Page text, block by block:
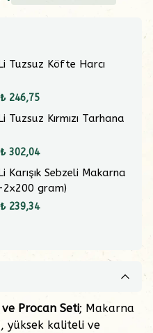
Tuzsuz Köfte Harcı
₺ 246,75
Tuzsuz Kırmızı Tarhana
₺ 302,04
Karışık Sebzeli Makarna
2x200 gram)
₺ 239,34
Procan Seti; Makarna
yüksek kaliteli ve